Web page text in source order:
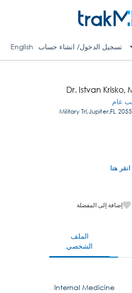
تسجيل الدخول/ انشاء حساب English
Dr. Istvan Krisko,
عام
انقر هنا
إضافة إلى المفضلة
الملف
الشخصي
Internal Medicine